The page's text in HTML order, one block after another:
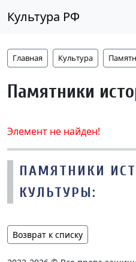
Культура РФ
Главная Культура
Памятники
Элемент не найден!
ПАМЯТНИКИ
КУЛЬТУРЫ:
Возврат к списку